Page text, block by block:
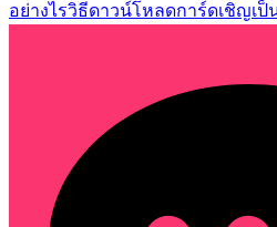
อย่างไรวิธีดาวน์โหลดการ์ดเชิญเป็